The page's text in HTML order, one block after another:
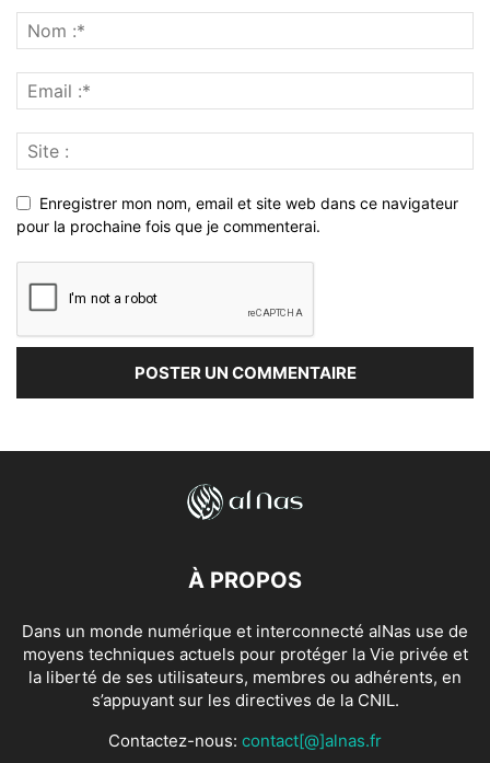
Enregistrer mon nom, email et site web dans ce navigateur
pour la prochaine fois que je commenterai.
À PROPOS
Dans un monde numérique et interconnecté alNas use de
moyens techniques actuels pour protéger la Vie privée et
la liberté de ses utilisateurs, membres ou adhérents, en
s’appuyant sur les directives de la CNIL.
Contactez-nous: contact[@]alnas.fr